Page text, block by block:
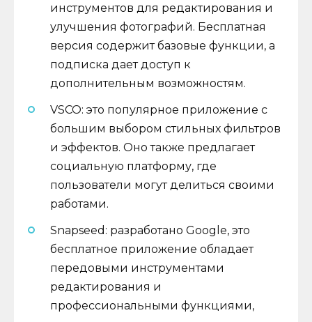
инструментов для редактирования и
улучшения фотографий. Бесплатная
версия содержит базовые функции, а
подписка дает доступ к
дополнительным возможностям.
VSCO: это популярное приложение с
большим выбором стильных фильтров
и эффектов. Оно также предлагает
социальную платформу, где
пользователи могут делиться своими
работами.
Snapseed: разработано Google, это
бесплатное приложение обладает
передовыми инструментами
редактирования и
профессиональными функциями,